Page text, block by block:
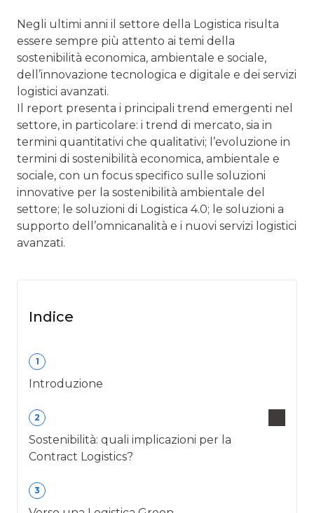
Negli ultimi anni il settore della Logistica risulta
essere sempre più attento ai temi della
sostenibilità economica, ambientale e sociale,
dell’innovazione tecnologica e digitale e dei servizi
logistici avanzati.
Il report presenta i principali trend emergenti nel
settore, in particolare: i trend di mercato, sia in
termini quantitativi che qualitativi; l’evoluzione in
termini di sostenibilità economica, ambientale e
sociale, con un focus specifico sulle soluzioni
innovative per la sostenibilità ambientale del
settore; le soluzioni di Logistica 4.0; le soluzioni a
supporto dell’omnicanalità e i nuovi servizi logistici
avanzati.
Indice
1
Introduzione
2
Sostenibilità: quali implicazioni per la
Contract Logistics?
3